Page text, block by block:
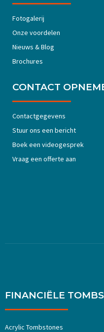
Fotogalerij
Onze voordelen
Nieuws & Blog
Brochures
CONTACT
Contactgegevens
Stuur ons een bericht
Boek een videogesprek
Vraag een offerte aan
FINANCIËLE
Acrylic Tombstones